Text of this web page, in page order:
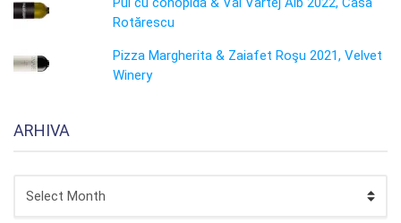
Rotărescu
Pizza Margherita & Zaiafet Roşu 2021, Velvet
Winery
ARHIVA